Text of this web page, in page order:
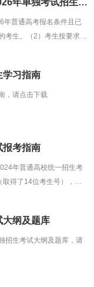
辽宁机电职业技术学院2026年单独考试招生简章
年普通高考报名条件且已
考生。（2）考生按要求参
学 费（元/年） 办学地
科类/中职升高职35000
学习指南
，请点击下载
报考指南
年普通高校统一招生考
得了14位考生号），可
zsb.lnmec.net.cn点击
名及填报志愿。（2）手
生办”官方微信，点击“单
大纲及题库
招生考试大纲及题库，请